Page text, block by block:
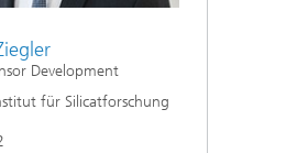
Development
für Silicatforschung